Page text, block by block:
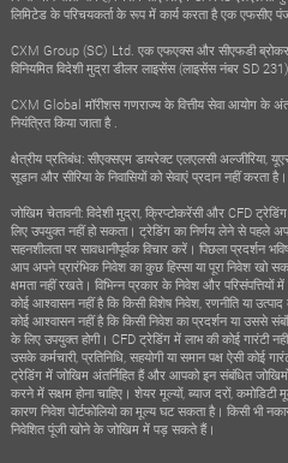
लिमिटेड के परिचयकर्ता के रूप में कार्य करता है एक एफसीए
CXM Group (SC) Ltd. एक एफएक्स और सीएफडी ब्रोकर है
विनियमित विदेशी मुद्रा डीलर लाइसेंस (लाइसेंस नंबर SD
CXM Global मॉरीशस गणराज्य के वित्तीय सेवा आयोग के
नियंत्रित किया जाता है .
क्षेत्रीय प्रतिबंध: सीएक्सएम डायरेक्ट एलएलसी अल्जीरिया,
सूडान और सीरिया के निवासियों को सेवाएं प्रदान नहीं करता है।
जोखिम चेतावनी: विदेशी मुद्रा, क्रिप्टोकरेंसी और CFD
लिए उपयुक्त नहीं हो सकता। ट्रेडिंग का निर्णय लेने से पहले
सहनशीलता पर सावधानीपूर्वक विचार करें। पिछला प्रदर्शन
आप अपने प्रारंभिक निवेश का कुछ हिस्सा या पूरा निवेश खो
क्षमता नहीं रखते। विभिन्न प्रकार के निवेश और
कोई आश्वासन नहीं है कि किसी विशेष निवेश, रणनीति या
कोई आश्वासन नहीं है कि किसी निवेश का प्रदर्शन या उससे
के लिए उपयुक्त होगी। CFD ट्रेडिंग में लाभ की कोई गारंटी
उसके कर्मचारी, प्रतिनिधि, सहयोगी या समान पक्ष ऐसी कोई
ट्रेडिंग में जोखिम अंतर्निहित हैं और आपको इन संबंधित जोखिमों
करने में सक्षम होना चाहिए। शेयर मूल्यों, ब्याज दरों,
कारण निवेश पोर्टफोलियो का मूल्य घट सकता है। किसी भी
निवेशित पूंजी खोने के जोखिम में पड़ सकते हैं।